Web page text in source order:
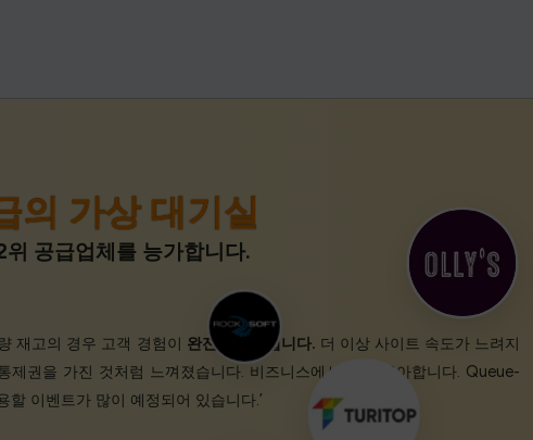
의 가상 대기실
공급업체를 능가합니다.
재고의 경우 고객 경험이 완전히 개선됩니다. 더 이상 사이트 속도가 느려지
제권을 가진 것처럼 느껴졌습니다. 비즈니스에서 정말 좋아합니다. Queue-
이벤트가 많이 예정되어 있습니다.’